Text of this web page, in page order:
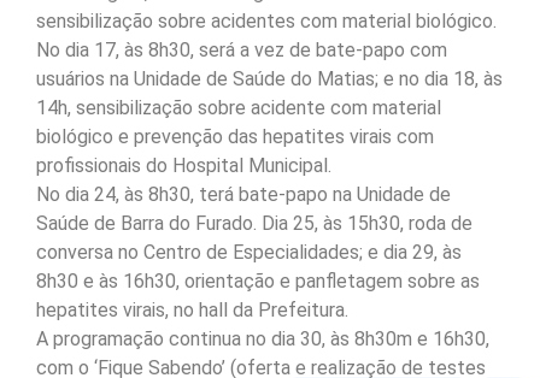
sensibilização sobre acidentes com material biológico.
No dia 17, às 8h30, será a vez de bate-papo com
usuários na Unidade de Saúde do Matias; e no dia 18, às
14h, sensibilização sobre acidente com material
biológico e prevenção das hepatites virais com
profissionais do Hospital Municipal.
No dia 24, às 8h30, terá bate-papo na Unidade de
Saúde de Barra do Furado. Dia 25, às 15h30, roda de
conversa no Centro de Especialidades; e dia 29, às
8h30 e às 16h30, orientação e panfletagem sobre as
hepatites virais, no hall da Prefeitura.
A programação continua no dia 30, às 8h30m e 16h30,
com o ‘Fique Sabendo’ (oferta e realização de testes